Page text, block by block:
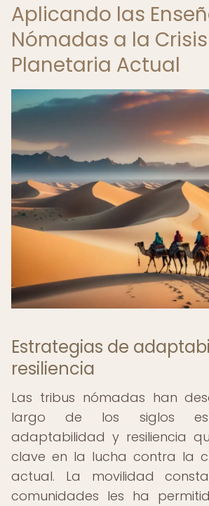
Aplicando las
Nómadas a la Crisis
Planetaria Actual
Estrategias de
resiliencia
Las tribus nómadas han
largo de los siglos
adaptabilidad y resiliencia
clave en la lucha contra la
actual. La movilidad
comunidades les ha